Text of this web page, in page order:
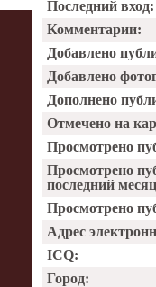
Последний вход:
Комментарии:
Добавлено
Добавлено
Дополнено
Отмечено на
Просмотрено
Просмотрено
последний
Просмотрено
Адрес
ICQ:
Город: